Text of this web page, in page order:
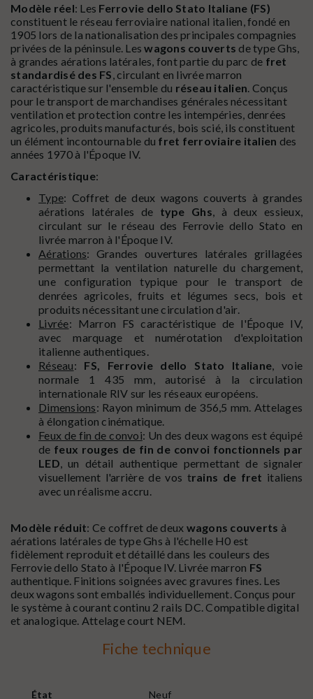
Modèle réel: Les Ferrovie dello Stato Italiane (FS)
constituent le réseau ferroviaire national italien, fondé en
1905 lors de la nationalisation des principales compagnies
privées de la péninsule. Leswagons couverts de type Ghs,
à grandes aérations latérales, font partie du parc de fret
standardisé des FS , circulant en livrée marron
caractéristique sur l'ensemble du réseau italien . Conçus
pour le transport de marchandises générales nécessitant
ventilation et protection contre les intempéries, denrées
agricoles, produits manufacturés, bois scié, ils constituent
un élément incontournable du fret ferroviaire italien des
années 1970 à l'Époque IV.
Caractéristique:
Type: Coffret de deux wagons couverts à grandes
aérations latérales de type Ghs , à deux essieux,
circulant sur le réseau des Ferrovie dello Stato en
livrée marron à l'Époque IV.
Aérations: Grandes ouvertures latérales grillagées
permettant la ventilation naturelle du chargement,
une configuration typique pour le transport de
denrées agricoles, fruits et légumes secs, bois et
produits nécessitant une circulation d'air.
Livrée: Marron FS caractéristique de l'Époque IV,
avec marquage et numérotation d'exploitation
italienne authentiques.
Réseau: FS, Ferrovie dello Stato Italiane , voie
normale 1 435 mm, autorisé à la circulation
internationale RIV sur les réseaux européens.
Dimensions: Rayon minimum de 356,5 mm. Attelages
à élongation cinématique.
Feux de fin de convoi: Un des deux wagons est équipé
de feux rouges de fin de convoi fonctionnels par
LED , un détail authentique permettant de signaler
visuellement l'arrière de vos trains de fret italiens
avec un réalisme accru.
Modèle réduit: Ce coffret de deux wagons couverts à
aérations latérales de type Ghs à l'échelle H0 est
fidèlement reproduit et détaillé dans les couleurs des
Ferrovie dello Stato à l'Époque IV. Livrée marron FS
authentique. Finitions soignées avec gravures fines. Les
deux wagons sont emballés individuellement. Conçus pour
le système à courant continu 2 rails DC. Compatible digital
et analogique. Attelage court NEM.
Fiche technique
État Neuf